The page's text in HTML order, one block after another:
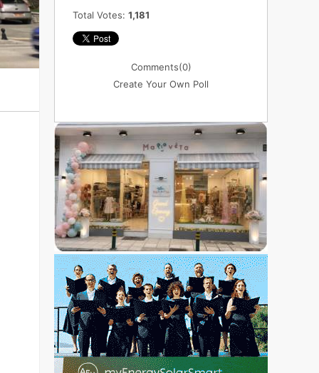
Total Votes: 1,181
Comments(0)
Create Your Own Poll